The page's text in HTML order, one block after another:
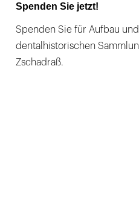
Spenden Sie jetzt!
Spenden Sie für Aufbau
dentalhistorischen
Zschadraß.